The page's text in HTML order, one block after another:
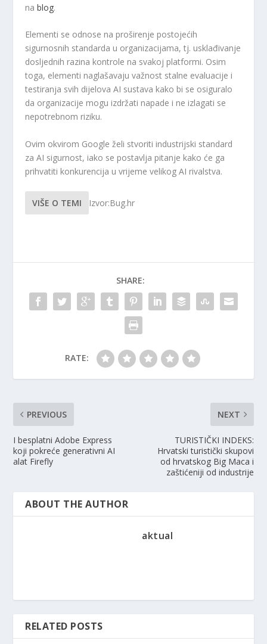
nablog.
Elementi se odnose na proširenje postojećih
sigurnosnih standarda u organizacijama, tj. usklađivanje
dosljednih razina kontrole na svakoj platformi. Osim
toga, elementi naglašavaju važnost stalne evaluacije i
testiranja svih dijelova AI sustava kako bi se osiguralo
da organizacije mogu izdržati napade i ne izlagati se
nepotrebnom riziku.
Ovim okvirom Google želi stvoriti industrijski standard
za AI sigurnost, iako se postavlja pitanje kako će ga
prihvatiti konkurencija u vrijeme velikog AI rivalstva.
VIŠE O TEMI Izvor:Bug.hr
SHARE:
RATE:
PREVIOUS
I besplatni Adobe Express
koji pokreće generativni AI
alat Firefly
NEXT
TURISTIČKI INDEKS:
Hrvatski turistički skupovi
od hrvatskog Big Maca i
zaštićeniji od industrije
ABOUT THE AUTHOR
aktual
RELATED POSTS